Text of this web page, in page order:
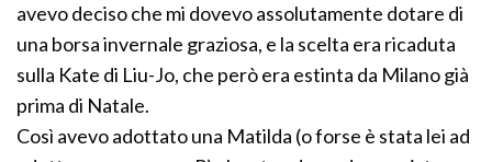
avevo deciso che mi dovevo assolutamente dotare di
una borsa invernale graziosa, e la scelta era ricaduta
sulla Kate di Liu-Jo, che però era estinta da Milano già
prima di Natale.
Così avevo adottato una Matilda (o forse è stata lei ad